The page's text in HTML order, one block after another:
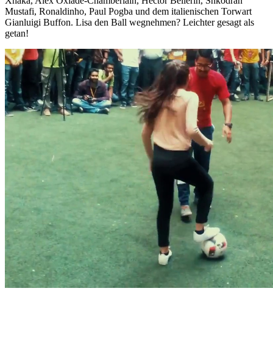
Mustafi, Ronaldinho, Paul Pogba und dem italienischen Torwart
Gianluigi Buffon. Lisa den Ball wegnehmen? Leichter gesagt als
getan!